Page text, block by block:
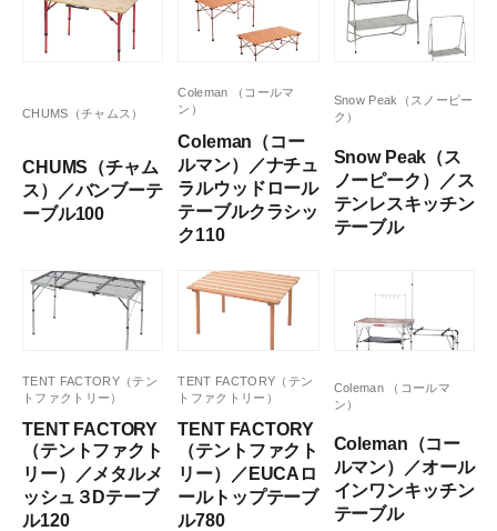
CHUMS（チャムス）
CHUMS（チャム
ス）／バンブーテ
ーブル100
Coleman （コールマ
ン）
Coleman（コー
ルマン）／ナチュ
ラルウッドロール
テーブルクラシッ
ク110
Snow Peak（スノーピー
ク）
Snow Peak（ス
ノーピーク）／ス
テンレスキッチン
テーブル
TENT FACTORY（テン
トファクトリー）
TENT FACTORY
（テントファクト
リー）／メタルメ
ッシュ３Dテーブ
ル120
TENT FACTORY（テン
トファクトリー）
TENT FACTORY
（テントファクト
リー）／EUCAロ
ールトップテーブ
ル780
Coleman （コールマ
ン）
Coleman（コー
ルマン）／オール
インワンキッチン
テーブル